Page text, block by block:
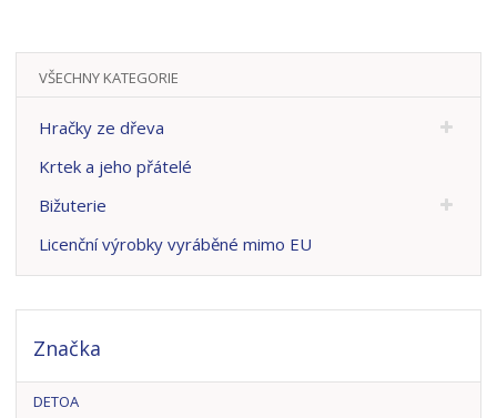
VŠECHNY KATEGORIE
Hračky ze dřeva
Krtek a jeho přátelé
Bižuterie
Licenční výrobky vyráběné mimo EU
Značka
DETOA